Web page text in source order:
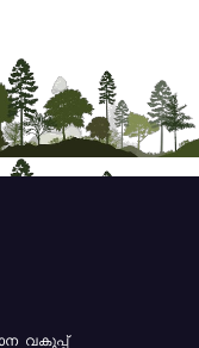
വകുപ്പ്